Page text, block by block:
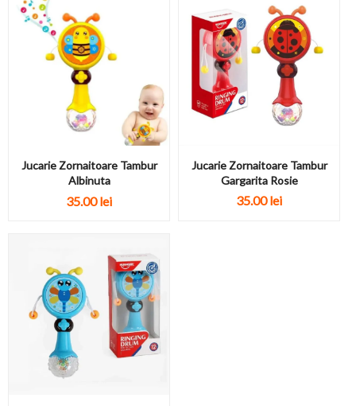
Jucarie Zornaitoare Tambur
Albinuta
35.00lei
Jucarie Zornaitoare Tambur
Gargarita Rosie
35.00lei